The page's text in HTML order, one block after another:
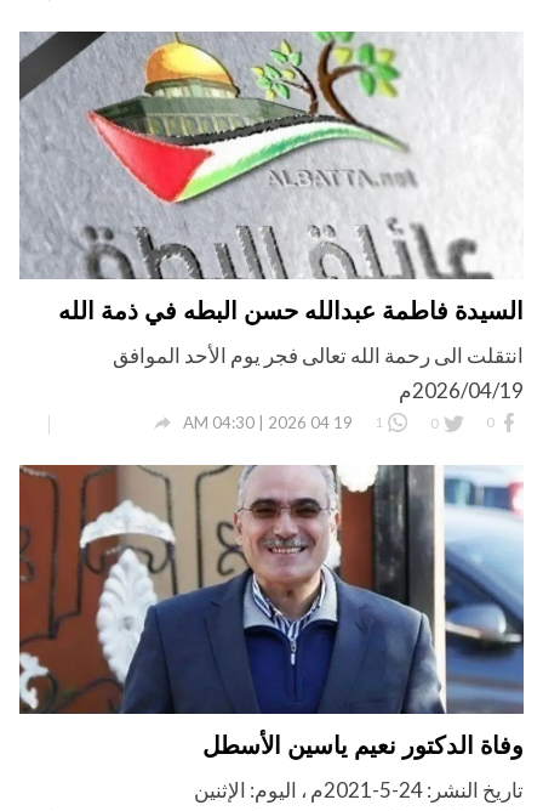
السيدة فاطمة عبدالله حسن البطه في ذمة الله
انتقلت الى رحمة الله تعالى فجر يوم الأحد الموافق
2026/04/19م
0
0
1
19 04 2026 | 04:30 AM

وفاة الدكتور نعيم ياسين الأسطل
تاريخ النشر: 24-5-2021م ، اليوم: الإثنين